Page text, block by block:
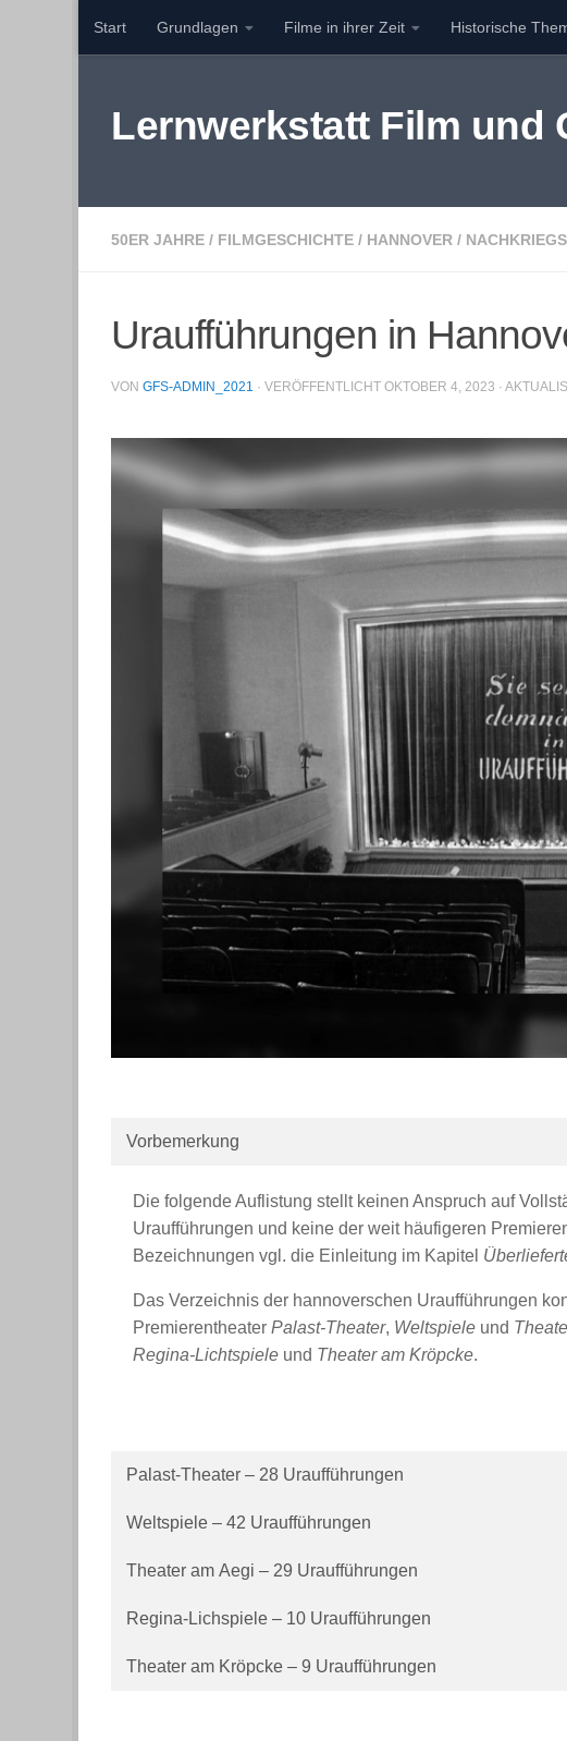
Zum Inhalt springen
Start Grundlagen Filme in ihrer Zeit Historische
Lernwerkstatt Film und
50ER JAHRE / FILMGESCHICHTE / HANNOVER /
Uraufführungen in
VON GFS-ADMIN_2021 · VERÖFFENTLICHT OKTOBER 4, 2023 ·
Vorbemerkung
Die folgende Auflistung stellt keinen Anspruch auf
Uraufführungen und keine der weit häufigeren
Bezeichnungen vgl. die Einleitung im Kapitel
Das Verzeichnis der hannoverschen Uraufführungen
Premierentheater Palast-Theater, Weltspiele und
Regina-Lichtspiele und Theater am Kröpcke.
Palast-Theater – 28 Uraufführungen
Weltspiele – 42 Uraufführungen
Theater am Aegi – 29 Uraufführungen
Regina-Lichspiele – 10 Uraufführungen
Theater am Kröpcke – 9 Uraufführungen